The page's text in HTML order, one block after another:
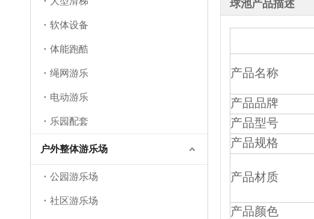
软体设备
体能跑酷
绳网游乐
电动游乐
乐园配套
户外整体游乐场
公园游乐场
社区游乐场
球池产品描述
产品名称
产品品牌
产品型号
产品规格
产品材质
产品颜色